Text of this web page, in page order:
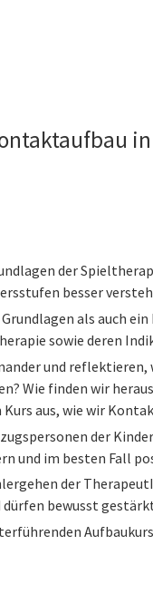
der
besser
als auch
sowie deren
und
Wie finden wir
aus, wie wir
der
und im besten Fall
der
bewusst